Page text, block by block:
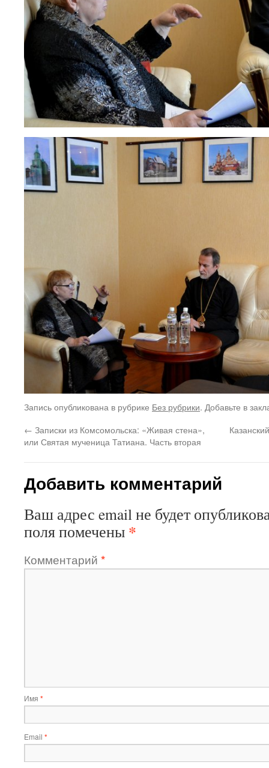
Запись опубликована в рубрике Без рубрики. Добавьте в
← Записки из Комсомольска: «Живая стена»,
или Святая мученица Татиана. Часть вторая
Добавить комментарий
Ваш адрес email не будет
поля помечены *
Комментарий *
Имя *
Email *